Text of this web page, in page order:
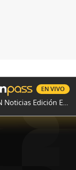
GENTE TVN
TVN Noticias Edición Estelar
EN VIVO